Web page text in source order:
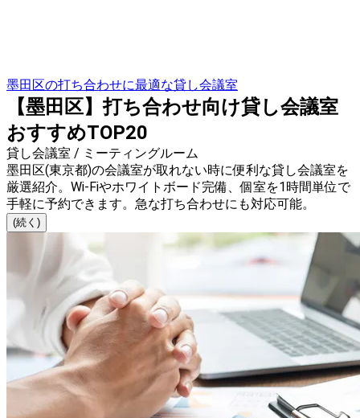
墨田区の打ち合わせに最適な貸し会議室
【墨田区】打ち合わせ向け貸し会議室
おすすめTOP20
貸し会議室 / ミーティングルーム
墨田区(東京都)の会議室が取れない時に便利な貸し会議室を
厳選紹介。Wi-Fiやホワイトボード完備、個室を1時間単位で
手軽に予約できます。急な打ち合わせにも対応可能。
(続く)